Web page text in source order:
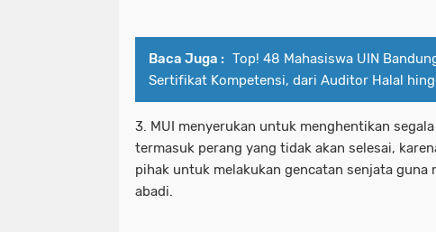
Baca Juga : Top! 48 Mahasiswa UIN
Sertifikat Kompetensi, dari Auditor Halal
3. MUI menyerukan untuk menghentikan
termasuk perang yang tidak akan selesai,
pihak untuk melakukan gencatan senjata guna
abadi.